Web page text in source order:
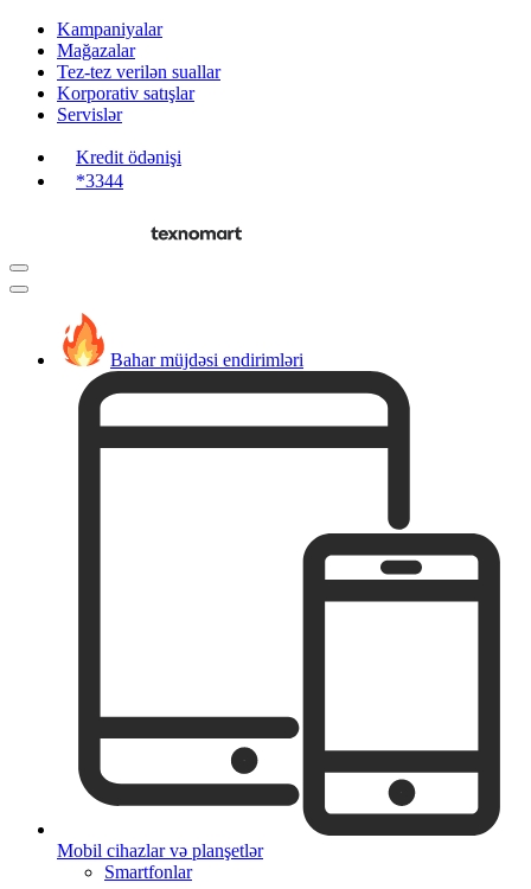
Kampaniyalar
Mağazalar
Tez-tez verilən suallar
Korporativ satışlar
Servislər
Kredit ödənişi
*3344
Bahar müjdəsi endirimləri
Mobil cihazlar və planşetlər
Smartfonlar